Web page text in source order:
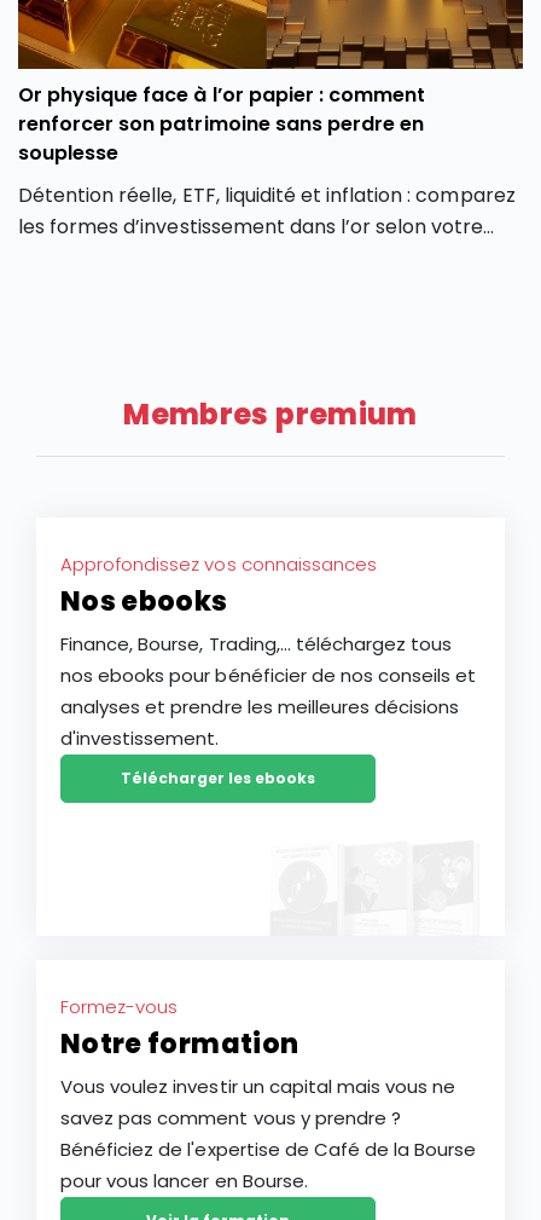
d’une baisse plus durable de l’action LVMH ?
Or physique face à l’or papier : comment
renforcer son patrimoine sans perdre en
souplesse
Détention réelle, ETF, liquidité et inflation : comparez
les formes d’investissement dans l’or selon votre
Membres premium
Approfondissez vos connaissances
Nos ebooks
Finance, Bourse, Trading,... téléchargez tous
nos ebooks pour bénéficier de nos conseils et
analyses et prendre les meilleures décisions
d'investissement.
Télécharger les ebooks
Formez-vous
Notre formation
Vous voulez investir un capital mais vous ne
savez pas comment vous y prendre ?
Bénéficiez de l'expertise de Café de la Bourse
pour vous lancer en Bourse.